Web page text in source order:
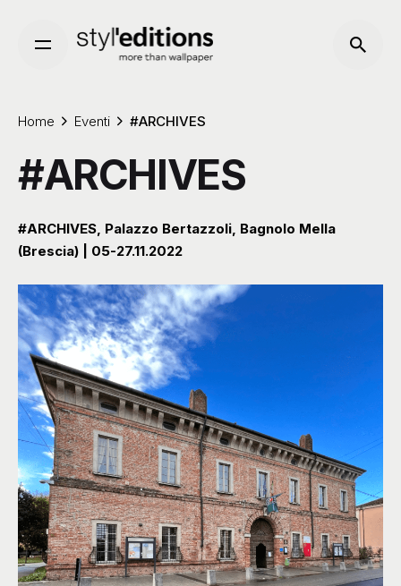
content
Home Eventi #ARCHIVES
#ARCHIVES
#ARCHIVES, Palazzo Bertazzoli, Bagnolo Mella
(Brescia) | 05-27.11.2022